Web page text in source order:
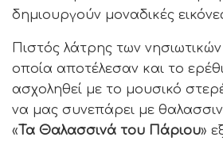
δημιουργούν μοναδικές
Πιστός λάτρης των
οποία αποτέλεσαν και το
ασχοληθεί με το μουσικό
να μας συνεπάρει με
« Τα Θαλασσινά του Πάριου»